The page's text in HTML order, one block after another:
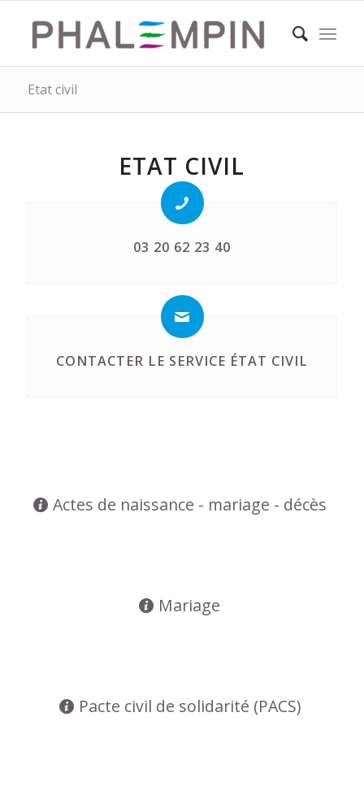
Etat civil
ETAT CIVIL
03 20 62 23 40
CONTACTER LE SERVICE ÉTAT CIVIL
Actes de naissance - mariage - décès
Mariage
Pacte civil de solidarité (PACS)